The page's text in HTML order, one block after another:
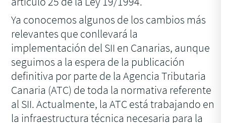
Ya conocemos algunos de los cambios más
relevantes que conllevará la
implementación del SII en Canarias, aunque
seguimos a la espera de la publicación
definitiva por parte de la Agencia Tributaria
Canaria (ATC) de toda la normativa referente
al SII. Actualmente, la ATC está trabajando en
la infraestructura técnica necesaria para la